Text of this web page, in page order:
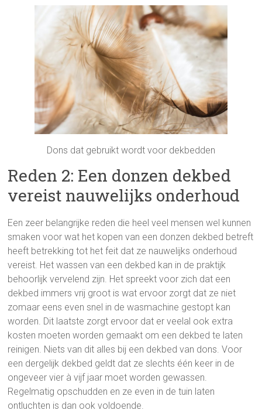
Dons dat gebruikt wordt voor dekbedden
Reden 2: Een donzen dekbed
vereist nauwelijks onderhoud
Een zeer belangrijke reden die heel veel mensen wel kunnen
smaken voor wat het kopen van een donzen dekbed betreft
heeft betrekking tot het feit dat ze nauwelijks onderhoud
vereist. Het wassen van een dekbed kan in de praktijk
behoorlijk vervelend zijn. Het spreekt voor zich dat een
dekbed immers vrij groot is wat ervoor zorgt dat ze niet
zomaar eens even snel in de wasmachine gestopt kan
worden. Dit laatste zorgt ervoor dat er veelal ook extra
kosten moeten worden gemaakt om een dekbed te laten
reinigen. Niets van dit alles bij een dekbed van dons. Voor
een dergelijk dekbed geldt dat ze slechts één keer in de
ongeveer vier à vijf jaar moet worden gewassen.
Regelmatig opschudden en ze even in de tuin laten
ontluchten is dan ook voldoende.